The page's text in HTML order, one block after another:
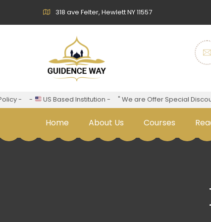
318 ave Felter, Hewlett NY 11557
- - US Based Institution - " We are Offer Special Discount
Home About Us Courses